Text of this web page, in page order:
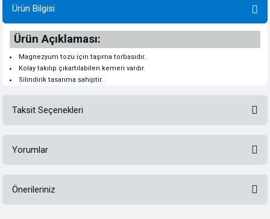
Ürün Bilgisi
Ürün Açıklaması:
Magnezyum tozu için taşıma torbasıdır.
Kolay takılıp çıkartılabilen kemeri vardır.
Silindirik tasarıma sahiptir.
Taksit Seçenekleri
Yorumlar
Önerileriniz